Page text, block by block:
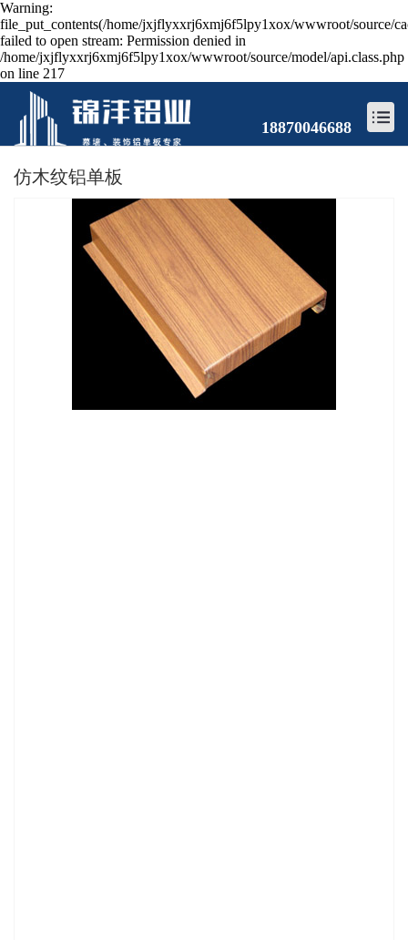
Warning:
file_put_contents(/home/jxjflyxxrj6xmj6f5lpy1xox/wwwroot/source/
failed to open stream: Permission denied in
/home/jxjflyxxrj6xmj6f5lpy1xox/wwwroot/source/model/api.class.php
on line 217
18870046688
仿木纹铝单板